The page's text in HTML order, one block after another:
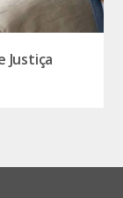
Justiça